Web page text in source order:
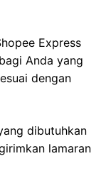
Express
Anda yang
dengan
dibutuhkan
lamaran